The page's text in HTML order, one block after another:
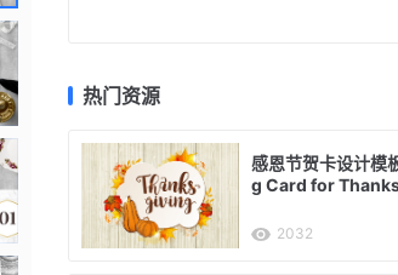
热门资源
感恩节贺卡设计模
g Card for
2032